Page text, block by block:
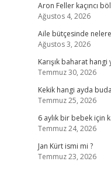
Aron Feller kaçıncı
Ağustos 4, 2026
Aile bütçesinde
Ağustos 3, 2026
Karışık baharat hangi
Temmuz 30, 2026
Kekik hangi ayda
Temmuz 25, 2026
6 aylık bir bebek için
Temmuz 24, 2026
Jan Kürt ismi mi ?
Temmuz 23, 2026